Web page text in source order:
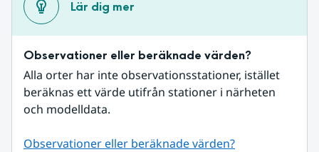
Lär dig mer
Observationer eller beräknade värden?
Alla orter har inte observationsstationer, istället
beräknas ett värde utifrån stationer i närheten
och modelldata.
Observationer eller beräknade värden?